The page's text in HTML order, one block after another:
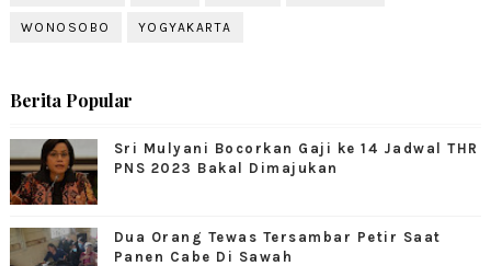
WONOSOBO YOGYAKARTA
Berita Popular
Sri Mulyani Bocorkan Gaji ke 14 Jadwal THR
PNS 2023 Bakal Dimajukan
Dua Orang Tewas Tersambar Petir Saat
Panen Cabe Di Sawah